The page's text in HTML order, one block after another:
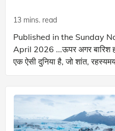
13 mins. read
Published in the Sunday
April 2026 ...ऊपर अगर बारिश हो रही हो, तो होने दीजिए। नीचे
एक ऐसी दुनिया है, जो शांत,
अनदेखी है... होटल बुक कर